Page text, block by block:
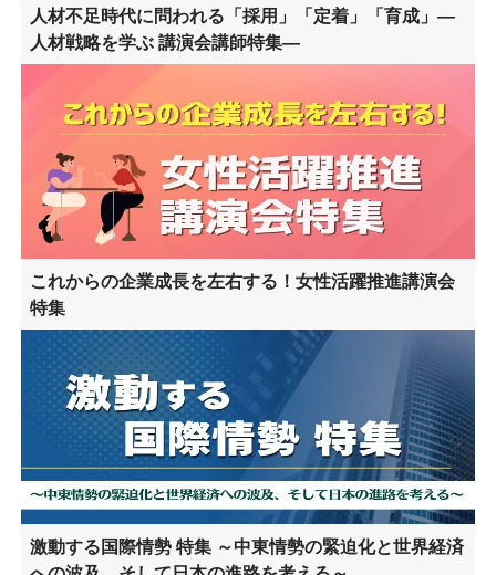
人材不足時代に問われる「採用」「定着」「育成」―
人材戦略を学ぶ 講演会講師特集―
これからの企業成長を左右する！女性活躍推進講演会
特集
激動する国際情勢 特集 ～中東情勢の緊迫化と世界経済